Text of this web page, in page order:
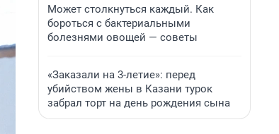
Может столкнуться каждый. Как
бороться с бактериальными
болезнями овощей — советы
«Заказали на 3-летие»: перед
убийством жены в Казани турок
забрал торт на день рождения сына